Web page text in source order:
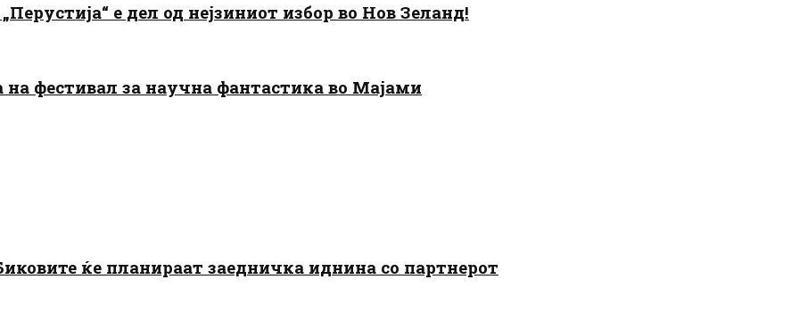
е дел од нејзиниот избор во Нов Зеланд!
на фестивал за научна фантастика во Мајами
ќе планираат заедничка иднина со партнерот